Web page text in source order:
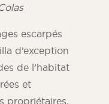
escarpés
d’exception
de l’habitat
et
propriétaires,